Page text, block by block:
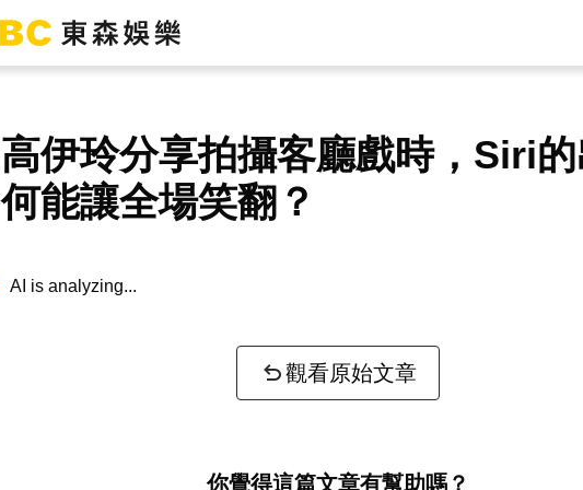
高伊玲分享拍攝客廳戲時，Siri
何能讓全場笑翻？
AI is analyzing...
觀看原始文章
你覺得這篇文章有幫助嗎？